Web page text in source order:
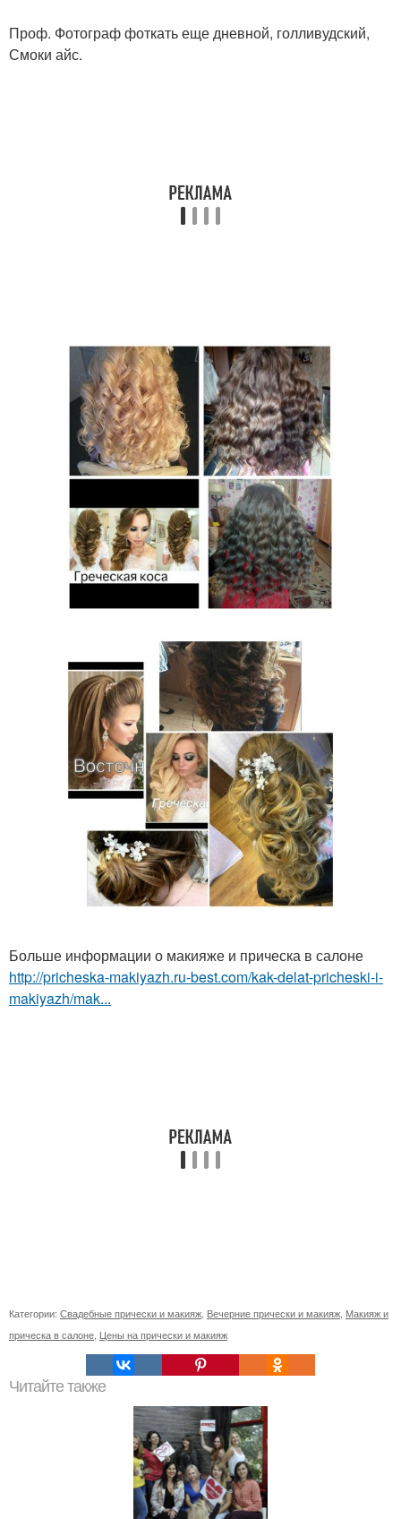
Проф. Фотограф фоткать еще дневной, голливудский,
Смоки айс.
Больше информации о макияже и прическа в салоне
http://pricheska-makiyazh.ru-best.com/kak-delat-pricheski-i-
makiyazh/mak...
Категории: Свадебные прически и макияж, Вечерние прически и макияж, Макияж и
прическа в салоне, Цены на прически и макияж
Читайте также